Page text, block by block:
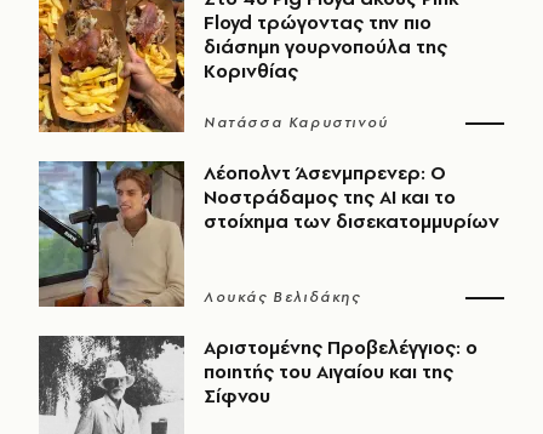
Floyd τρώγοντας την πιο
διάσημη γουρνοπούλα της
Κορινθίας
Νατάσσα Καρυστινού
Λέοπολντ Άσενμπρενερ: Ο
Νοστράδαμος της AI και το
στοίχημα των δισεκατομμυρίων
Λουκάς Βελιδάκης
Αριστομένης Προβελέγγιος: ο
ποιητής του Αιγαίου και της
Σίφνου